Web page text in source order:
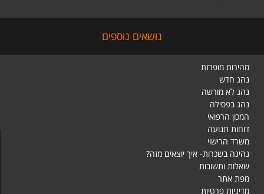
נושאים נוספים
מהירות מופרזת
נהג חדש
נהג לא מורשה
נהג בפסילה
המכון הרפואי
דוחות תנועה
משרד הרישוי
נהיגה בשכרות- איך יוצאים מזה?
שאלות ותשובות
מפת אתר
מדיניות פרטיות